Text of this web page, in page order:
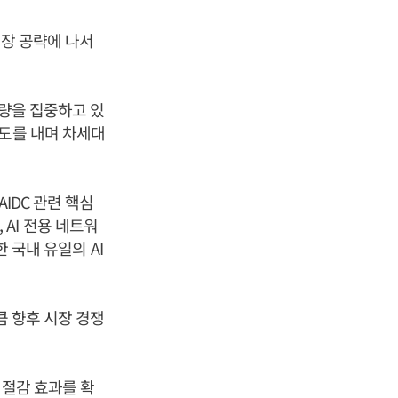
공략에 나서
을 집중하고 있
를 내며 차세대
관련 핵심
전용 네트워
국내 유일의 AI
향후 시장 경쟁
감 효과를 확